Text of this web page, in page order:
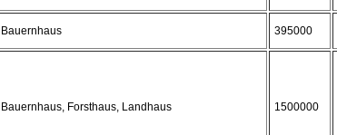
Bauernhaus 395000
Bauernhaus, Forsthaus, Landhaus 1500000